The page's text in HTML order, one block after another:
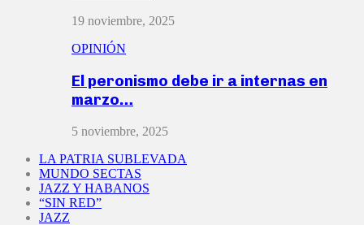
19 noviembre, 2025
OPINIÓN
El peronismo debe ir a internas en
marzo…
5 noviembre, 2025
LA PATRIA SUBLEVADA
MUNDO SECTAS
JAZZ Y HABANOS
“SIN RED”
JAZZ